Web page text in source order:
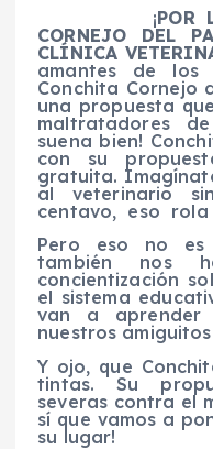
¡POR
CORNEJO DEL
CLÍNICA
amantes de los
Conchita Cornejo
una propuesta
maltratadores
suena bien!
con su
gratuita.
al veterinario
centavo, eso rola
Pero eso no es
también nos
concientización
el sistema
van a
nuestros
Y ojo, que
tintas. Su
severas contra el
sí que vamos a
su lugar!